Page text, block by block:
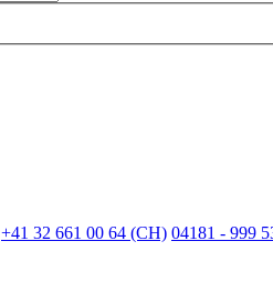
+41 32 661 00 64 (CH) 04181 - 999